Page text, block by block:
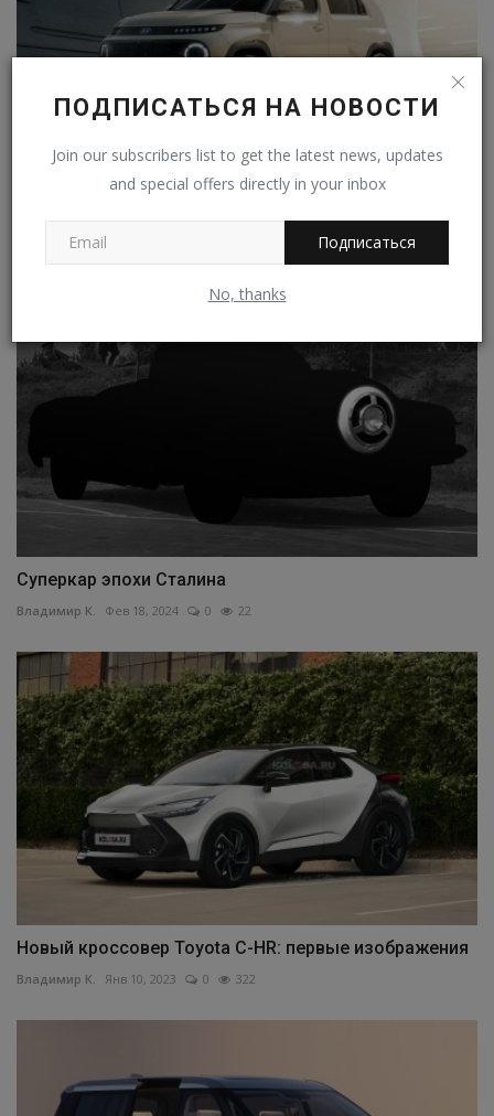
ПОДПИСАТЬСЯ НА НОВОСТИ
Join our subscribers list to get the latest news, updates
and special offers directly in your inbox
Подписаться
No, thanks
Рассекречен Inster — самый дешевый электрокар
Владимир К. Июн 27, 2024
Суперкар эпохи Сталина
Владимир К. Фев 18, 2024 0 22
Новый кроссовер Toyota C-HR: первые изображения
Владимир К. Янв 10, 2023 0 322